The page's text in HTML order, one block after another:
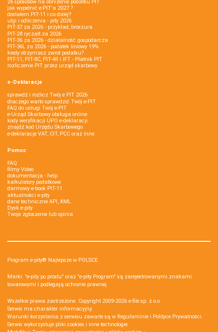
26 sposobów na obniżenie podatku PIT
jak wypełnić e-PIT'a 2027 ?
dostałem PIT-11 i co dalej?
ulgi i odliczenia - pity 2026
PIT-37 za 2026 - przykład, broszura
PIT-28 ryczałt za 2026
PIT-36 za 2026 - działalność gospodarcza
PIT-36L za 2026 - podatek liniowy 19%
kiedy otrzymasz zwrot podatku?
PIT-11, PIT-8C, PIT-4R i IFT - Płatnik PIT
rozliczenie PIT przez urząd skarbowy
e-Deklaracje
sprawdź i rozlicz Twój e PIT 2026
dlaczego warto sprawdzić Twój e-PIT
FAQ do usługi Twój e-PIT
e-Urząd Skarbowy obsługa online
kody weryfikacji UPO e-deklaracji
znajdź kod Urzędu Skarbowego
e-deklaracje VAT, CIT, PCC oraz inne
Pomoc
FAQ
filmy Video
dokumentacja - help
kalkulatory podatkowe
darmowy e-book PIT-11
aktualności e-pity
dane techniczne API, XML
Dysk e-pity
Twoje zgłoszenie lub opinia
Program e-pity® Najlepsze w POLSCE.
Marki: "e-pity po prostu" oraz "e-pity Program" są zarejestrowanymi znakami
towarowymi i podlegają ochronie prawnej.
Wszelkie prawa zastrzeżone. Copyright 2009-2026 e-file sp. z o.o.
Serwis ma charakter informacyjny.
Warunki korzystania z serwisu zawarte są w Regulaminie i Polityce Prywatności.
Serwis wykorzystuje pliki cookies i inne technologie.